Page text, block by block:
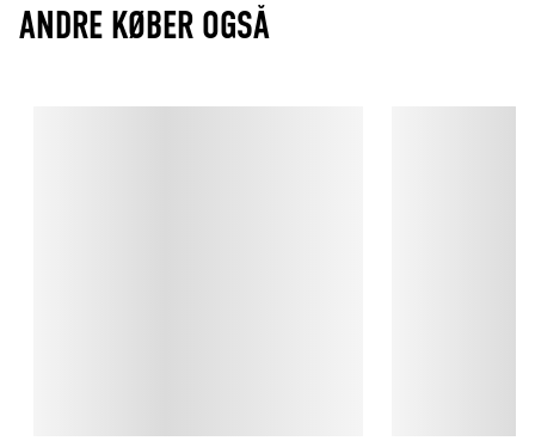
ANDRE KØBER OGSÅ